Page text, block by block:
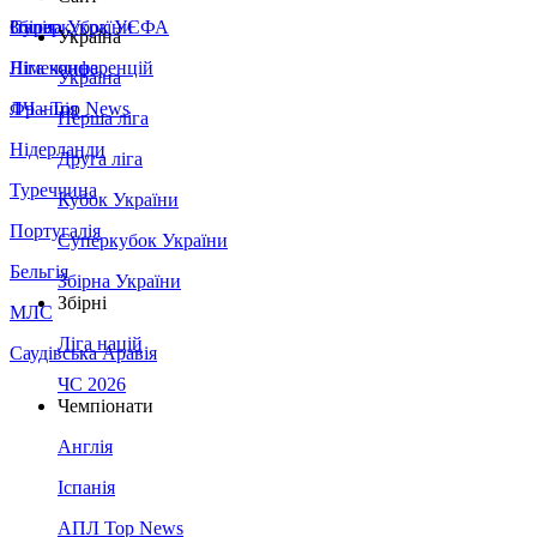
Збірна України
Італія
Німеччина
Франція
Нідерланди
Туреччина
Португалія
Бельгія
МЛС
Саудівська Аравія
Суперкубок УЄФА
Ліга конференцій
ЛЧ - Top News
Україна
Україна
Перша ліга
Друга ліга
Кубок України
Суперкубок України
Збірна України
Збірні
Ліга націй
ЧС 2026
Чемпіонати
Англія
Іспанія
АПЛ Top News